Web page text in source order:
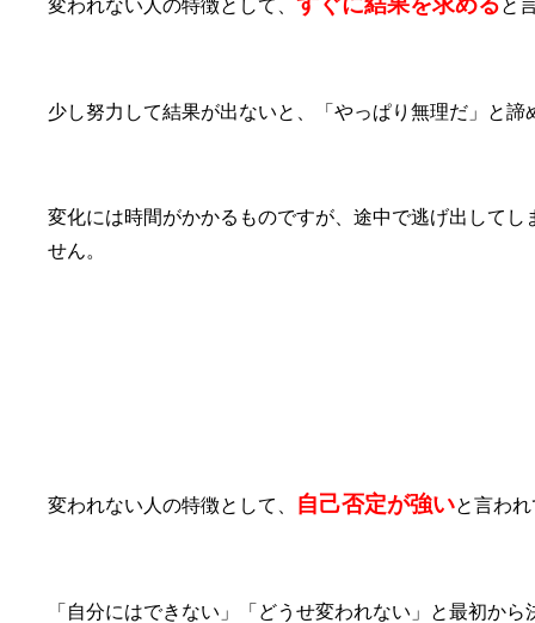
変われない人の特徴として、 と
少し努力して結果が出ないと、「やっぱり無理だ」と諦
変化には時間がかかるものですが、途中で逃げ出して
せん。
変われない人の特徴として、 自己否定が強いと言わ
「自分にはできない」「どうせ変われない」と最初か